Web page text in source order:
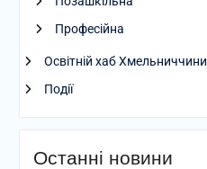
Професійна
Освітній хаб Хмельниччини
Події
Останні новини